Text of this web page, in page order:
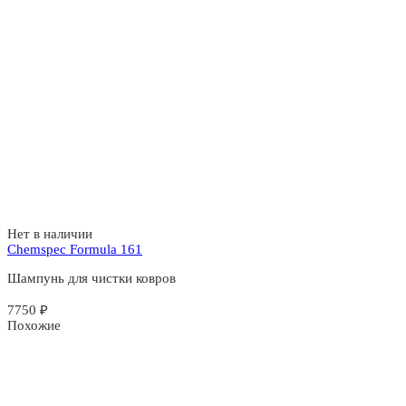
Нет в наличии
Chemspec Formula 161
Шампунь для чистки ковров
7750 ₽
Похожие